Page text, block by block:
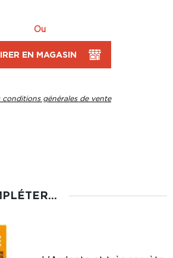
Ou
EN MAGASIN
conditions générales de vente